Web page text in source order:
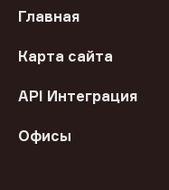
Главная
Карта сайта
API Интеграция
Офисы